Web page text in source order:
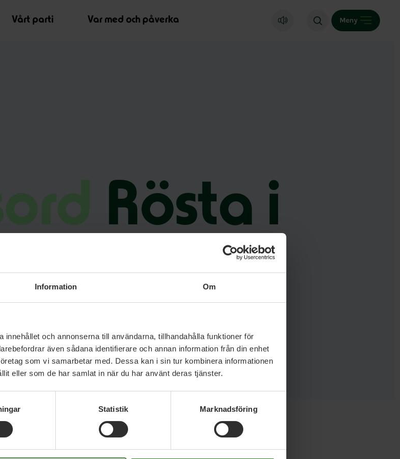
Information Om
och annonserna till användarna, tillhandahålla funktioner för
även sådana identifierare och annan information från din enhet
som vi samarbetar med. Dessa kan i sin tur kombinera informationen
eller som de har samlat in när du har använt deras tjänster.
Statistik Marknadsföring
Vårt parti Var med och påverka Meny
Rösta i
2018